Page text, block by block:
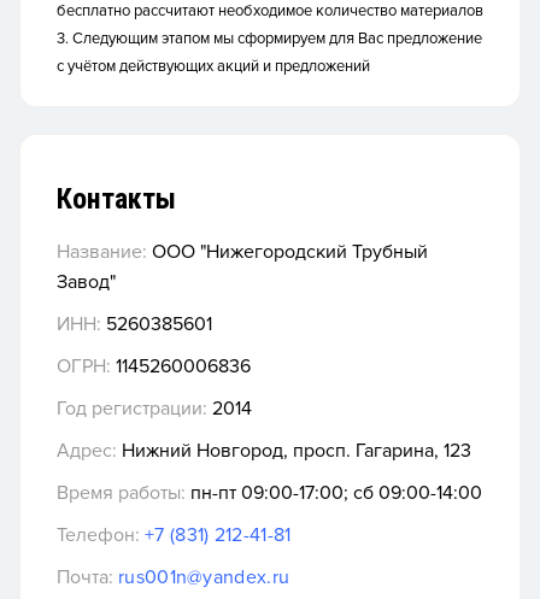
бесплатно рассчитают необходимое количество материалов
3. Следующим этапом мы сформируем для Вас предложение
с учётом действующих акций и предложений
Контакты
Название: ООО "Нижегородский Трубный
Завод"
ИНН: 5260385601
ОГРН: 1145260006836
Год регистрации: 2014
Адрес: Нижний Новгород, просп. Гагарина, 123
Время работы: пн-пт 09:00-17:00; сб 09:00-14:00
Телефон: +7 (831) 212-41-81
Почта: rus001n@yandex.ru